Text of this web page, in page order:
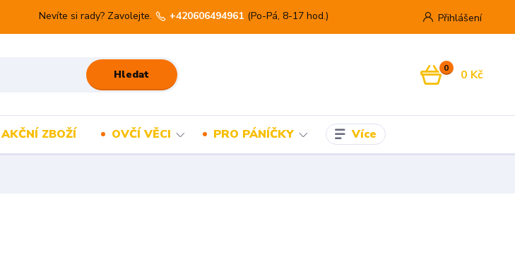
Přihlášení
Hledat
Nevíte si rady? Zavolejte. +420606494961 (Po-Pá, 8-17 hod.)
0 0 Kč
AKČNÍ ZBOŽÍ OVČÍ VĚCI PRO PÁNÍČKY Více